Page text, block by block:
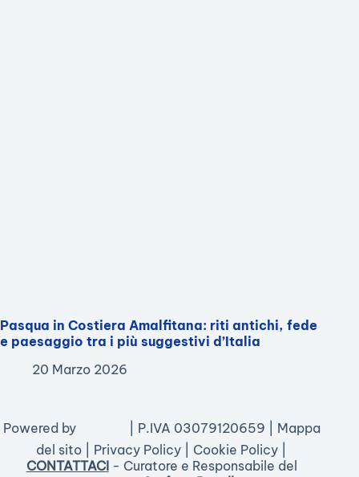
Pasqua in Costiera Amalfitana: riti antichi, fede
e paesaggio tra i più suggestivi d’Italia
20 Marzo 2026
Powered by | P.IVA 03079120659 | Mappa
del sito
Privacy Policy Cookie Policy
CONTATTACI- Curatore e Responsabile del